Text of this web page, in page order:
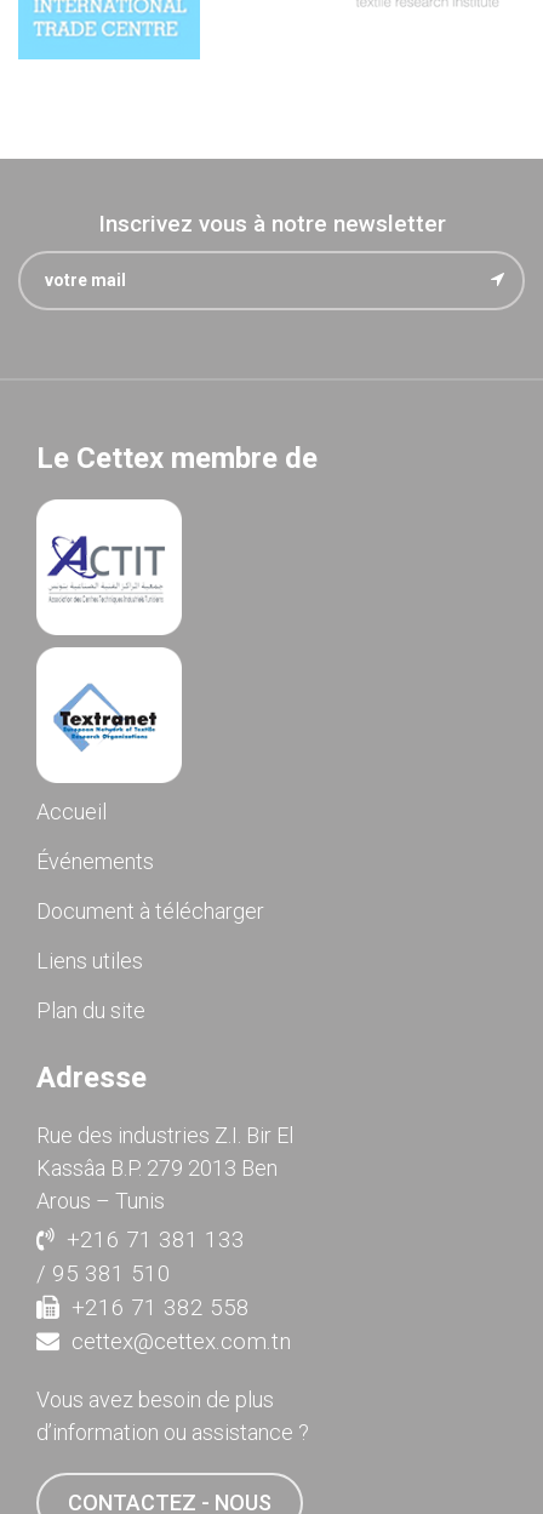
Inscrivez vous à notre newsletter
Le Cettex membre de
Accueil
Événements
Document à télécharger
Liens utiles
Plan du site
Adresse
Rue des industries Z.I. Bir El
Kassâa B.P. 279 2013 Ben
Arous – Tunis
+216 71 381 133
/ 95 381 510
+216 71 382 558
cettex@cettex.com.tn
Vous avez besoin de plus
d’information ou assistance ?
CONTACTEZ - NOUS